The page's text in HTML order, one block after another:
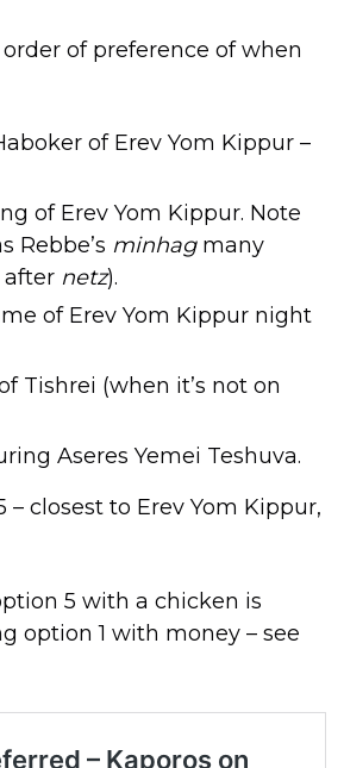
of preference of when
of Erev Yom Kippur –
of Erev Yom Kippur. Note
Rebbe’s minhagmany
after netz).
of Erev Yom Kippur night
Tishrei (when it’s not on
Aseres Yemei Teshuva.
– closest to Erev Yom Kippur,
5 with a chicken is
option 1 with money – see